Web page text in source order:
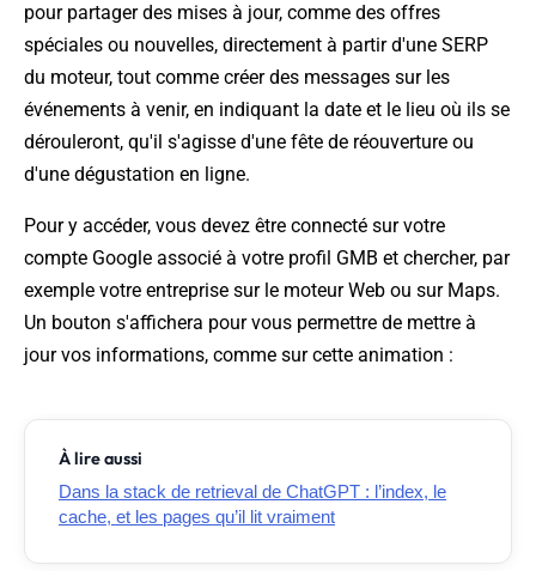
pour partager des mises à jour, comme des offres
spéciales ou nouvelles, directement à partir d'une SERP
du moteur, tout comme créer des messages sur les
événements à venir, en indiquant la date et le lieu où ils se
dérouleront, qu'il s'agisse d'une fête de réouverture ou
d'une dégustation en ligne.
Pour y accéder, vous devez être connecté sur votre
compte Google associé à votre profil GMB et chercher, par
exemple votre entreprise sur le moteur Web ou sur Maps.
Un bouton s'affichera pour vous permettre de mettre à
jour vos informations, comme sur cette animation :
À lire aussi
Dans la stack de retrieval de ChatGPT : l’index, le
cache, et les pages qu’il lit vraiment